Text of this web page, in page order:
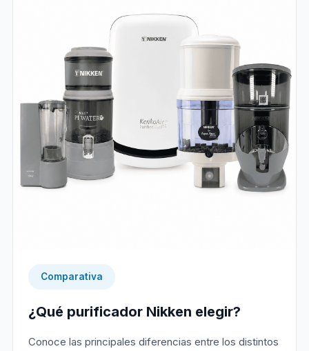
Comparativa
¿Qué purificador Nikken elegir?
Conoce las principales diferencias entre los distintos